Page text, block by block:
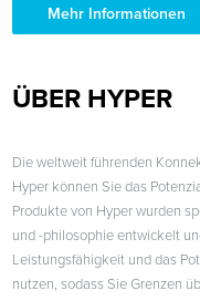
Mehr Informationen
ÜBER HYPER
Die weltweit führenden
Hyper können Sie das
Produkte von Hyper wurden
und -philosophie entwickelt
Leistungsfähigkeit und das
nutzen, sodass Sie Grenzen